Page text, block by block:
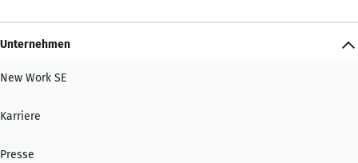
Unternehmen
New Work SE
Karriere
Presse